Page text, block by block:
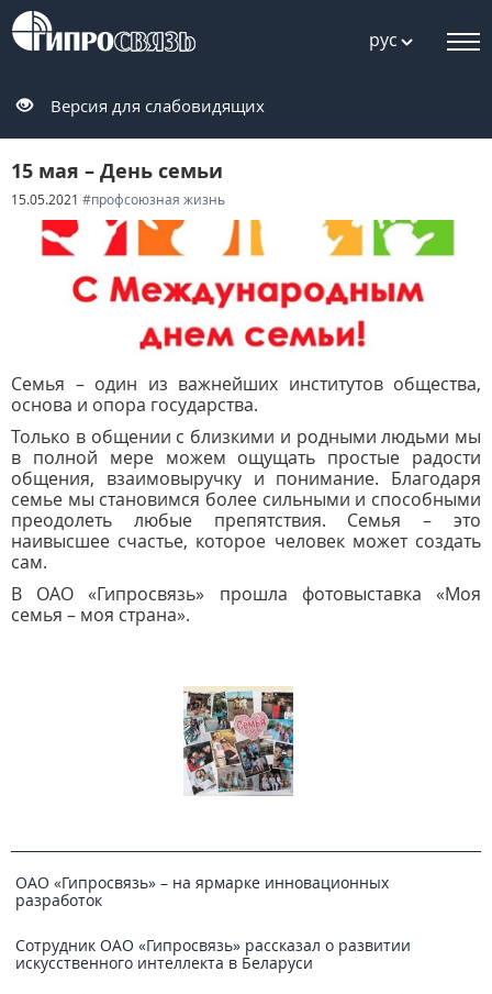
рус
Версия для слабовидящих
15 мая – День семьи
15.05.2021 #профсоюзная жизнь
Семья – один из важнейших институтов общества,
основа и опора государства.
Только в общении с близкими и родными людьми мы
в полной мере можем ощущать простые радости
общения, взаимовыручку и понимание. Благодаря
семье мы становимся более сильными и способными
преодолеть любые препятствия. Семья – это
наивысшее счастье, которое человек может создать
сам.
В ОАО «Гипросвязь» прошла фотовыставка «Моя
семья – моя страна».
ОАО «Гипросвязь» – на ярмарке инновационных
разработок
Сотрудник ОАО «Гипросвязь» рассказал о развитии
искусственного интеллекта в Беларуси